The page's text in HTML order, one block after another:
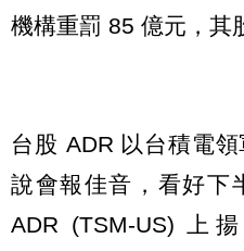
機構重罰 85 億元，其
台股 ADR 以台積電
說會報佳音，看好下
ADR (TSM-US) 上